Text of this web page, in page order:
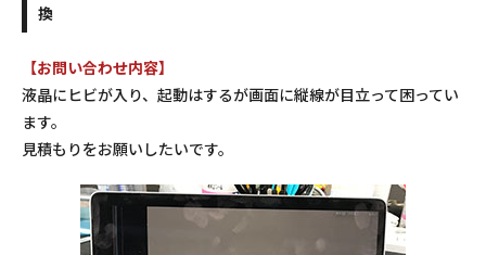
換
【お問い合わせ内容】
液晶にヒビが入り、起動はするが画面に縦線が目立って困ってい
ます。
見積もりをお願いしたいです。